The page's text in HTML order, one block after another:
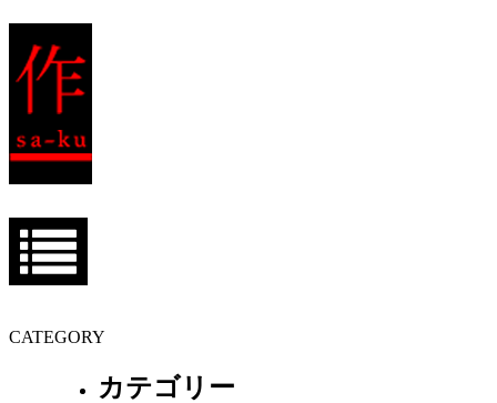
CATEGORY
カテゴリー